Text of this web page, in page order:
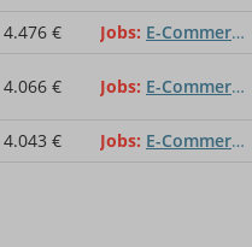
4.476 € Jobs E-Commerce-Consultant
4.066 € Jobs E-Commerce-Consultant
4.043 € Jobs E-Commerce-Consultant